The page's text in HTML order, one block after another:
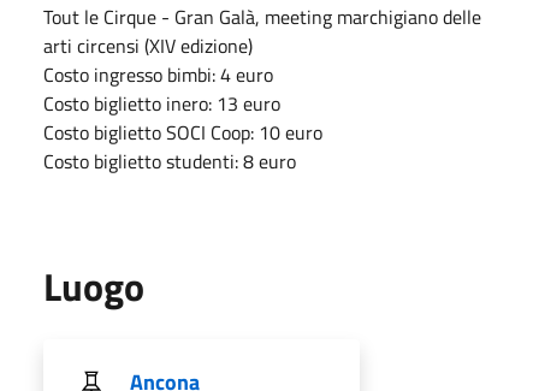
Tout le Cirque - Gran Galà, meeting marchigiano delle
arti circensi (XIV edizione)
Costo ingresso bimbi: 4 euro
Costo biglietto inero: 13 euro
Costo biglietto SOCI Coop: 10 euro
Costo biglietto studenti: 8 euro
Luogo
Ancona